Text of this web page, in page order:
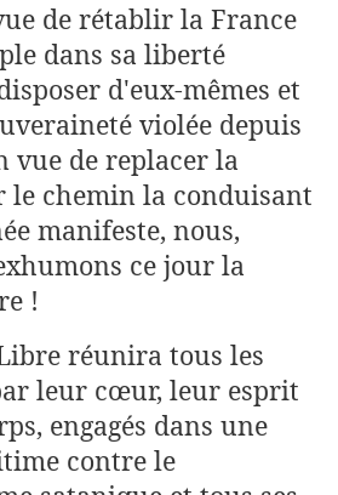
de rétablir la France
dans sa liberté
d'eux-mêmes et
violée depuis
vue de replacer la
le chemin la conduisant
manifeste, nous,
ce jour la
!
réunira tous les
leur cœur, leur esprit
engagés dans une
contre le